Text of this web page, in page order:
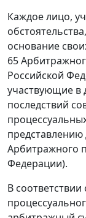
Каждое лицо,
основание
65
Российской
участвующие в
последствий
представлению
Арбитражного
Федерации).
В